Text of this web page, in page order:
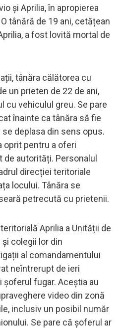
și Aprilia, în apropierea
tânără de 19 ani, cetățean
a fost lovită mortal de
tânăra călătorea cu
un prieten de 22 de ani,
cu vehiculul greu. Se pare
înainte ca tânăra să fie
deplasa din sens opus.
oprit pentru a oferi
autorități. Personalul
direcției teritoriale
locului. Tânăra se
petrecută cu prietenii.
Aprilia a Unității de
colegii lor din
al comandamentului
neîntrerupt de ieri
fugar. Aceștia au
video din zonă
inclusiv un posibil număr
Se pare că șoferul ar